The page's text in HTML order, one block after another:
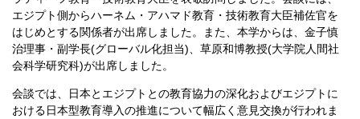
エジプト側からハーネム・アハマド教育・技術教育大臣補佐官を
はじめとする関係者が出席しました。また、本学からは、金子慎
治理事・副学長(グローバル化担当)、草原和博教授(大学院人間社
会科学研究科)が出席しました。
会談では、日本とエジプトとの教育協力の深化およびエジプトに
おける日本型教育導入の推進について幅広く意見交換が行われま